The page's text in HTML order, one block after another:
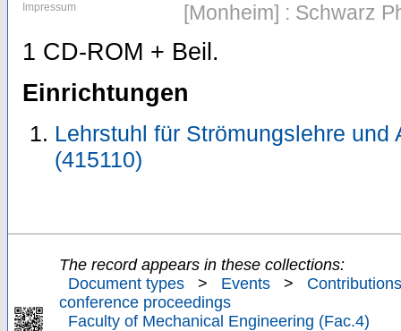
Impressum [Monheim] : Schwarz
1 CD-ROM + Beil.
Einrichtungen
Lehrstuhl für Strömungslehre
(415110)
The record appears in these collections:
Document types
> Events >
conference proceedings
Faculty of Mechanical Engineering (Fac.4)